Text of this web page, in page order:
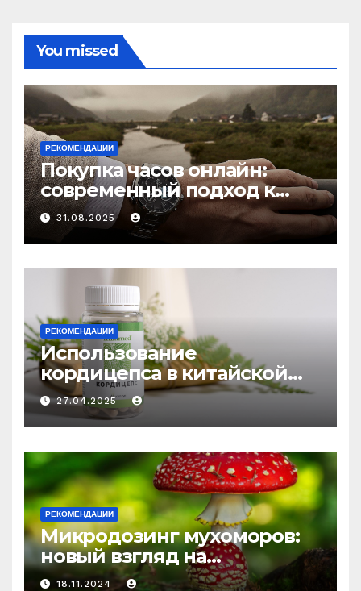
You missed
РЕКОМЕНДАЦИИ
Покупка часов онлайн:
современный подход к
выбору аксессуаров
31.08.2025
РЕКОМЕНДАЦИИ
Использование
кордицепса в китайской
медицине: природное
средство против усталости
и истощения
27.04.2025
РЕКОМЕНДАЦИИ
Микродозинг мухоморов:
новый взгляд на
психоделику
18.11.2024